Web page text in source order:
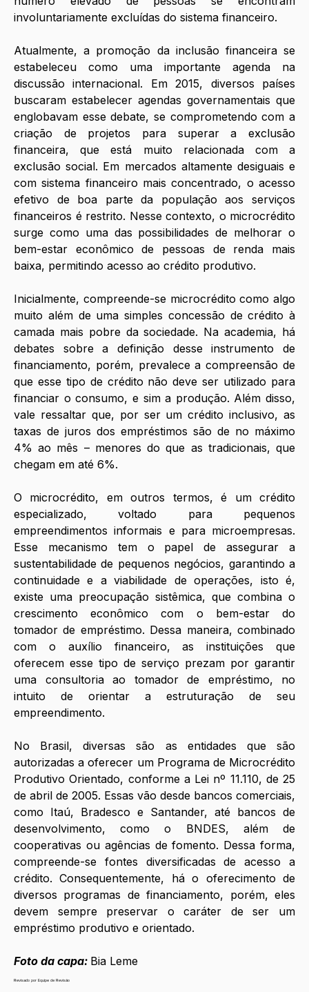
involuntariamente excluídas do sistema financeiro.
Atualmente, a promoção da inclusão financeira se
estabeleceu como uma importante agenda na
discussão internacional. Em 2015, diversos países
buscaram estabelecer agendas governamentais que
englobavam esse debate, se comprometendo com a
criação de projetos para superar a exclusão
financeira, que está muito relacionada com a
exclusão social. Em mercados altamente desiguais e
com sistema financeiro mais concentrado, o acesso
efetivo de boa parte da população aos serviços
financeiros é restrito. Nesse contexto, o microcrédito
surge como uma das possibilidades de melhorar o
bem-estar econômico de pessoas de renda mais
baixa, permitindo acesso ao crédito produtivo.
Inicialmente, compreende-se microcrédito como algo
muito além de uma simples concessão de crédito à
camada mais pobre da sociedade. Na academia, há
debates sobre a definição desse instrumento de
financiamento, porém, prevalece a compreensão de
que esse tipo de crédito não deve ser utilizado para
financiar o consumo, e sim a produção. Além disso,
vale ressaltar que, por ser um crédito inclusivo, as
taxas de juros dos empréstimos são de no máximo
4% ao mês – menores do que as tradicionais, que
chegam em até 6%.
O microcrédito, em outros termos, é um crédito
especializado, voltado para pequenos
empreendimentos informais e para microempresas.
Esse mecanismo tem o papel de assegurar a
sustentabilidade de pequenos negócios, garantindo a
continuidade e a viabilidade de operações, isto é,
existe uma preocupação sistêmica, que combina o
crescimento econômico com o bem-estar do
tomador de empréstimo. Dessa maneira, combinado
com o auxílio financeiro, as instituições que
oferecem esse tipo de serviço prezam por garantir
uma consultoria ao tomador de empréstimo, no
intuito de orientar a estruturação de seu
empreendimento.
No Brasil, diversas são as entidades que são
autorizadas a oferecer um Programa de Microcrédito
Produtivo Orientado, conforme a Lei nº 11.110, de 25
de abril de 2005. Essas vão desde bancos comerciais,
como Itaú, Bradesco e Santander, até bancos de
desenvolvimento, como o BNDES, além de
cooperativas ou agências de fomento. Dessa forma,
compreende-se fontes diversificadas de acesso a
crédito. Consequentemente, há o oferecimento de
diversos programas de financiamento, porém, eles
devem sempre preservar o caráter de ser um
empréstimo produtivo e orientado.
Foto da capa: Bia Leme
Revisado por Equipe de Revisão